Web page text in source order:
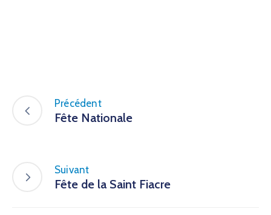
Précédent
Fête Nationale
Suivant
Fête de la Saint Fiacre